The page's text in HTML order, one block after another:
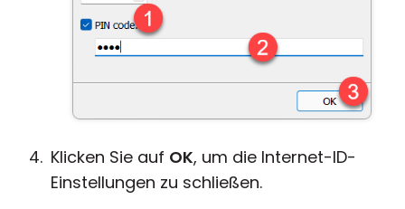
Klicken Sie auf OK, um die Internet-ID-
Einstellungen zu schließen.